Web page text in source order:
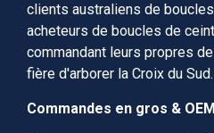
clients australiens de
acheteurs de boucles de
commandant leurs propres
fière d'arborer la Croix du Sud.
Commandes en gros & OEM